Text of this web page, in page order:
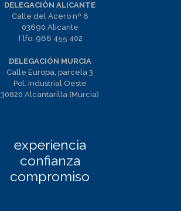
DELEGACIÓN ALICANTE
Calle del Acero nº 6
03690 Alicante
Tlfo: 966 455 402
DELEGACIÓN MURCIA
Calle Europa, parcela 3
Pol. Industrial Oeste
30820 Alcantarilla (Murcia)
experiencia
confianza
compromiso